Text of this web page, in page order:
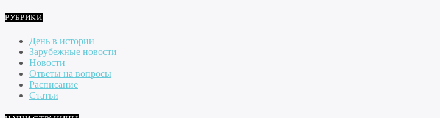
РУБРИКИ
День в истории
Зарубежные новости
Новости
Ответы на вопросы
Расписание
Статьи